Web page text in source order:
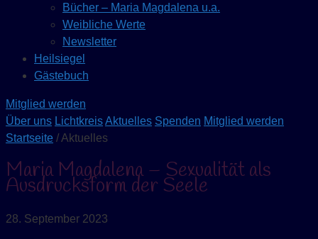
Bücher – Maria Magdalena u.a.
Weibliche Werte
Newsletter
Heilsiegel
Gästebuch
Mitglied werden
Über uns LichtkreisAktuelles Spenden Mitglied werden
Startseite / Aktuelles
Maria Magdalena – Sexualität als
Ausdrucksform der Seele
28. September 2023